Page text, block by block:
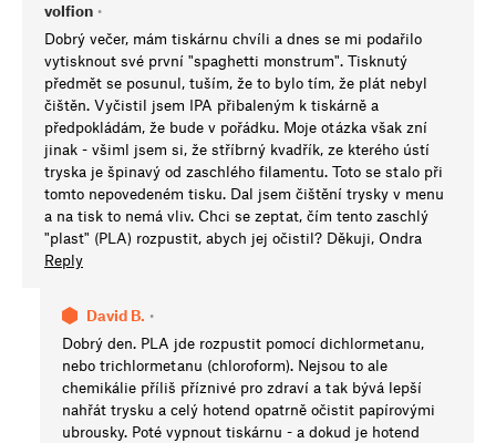
volfion •
Dobrý večer, mám tiskárnu chvíli a dnes se mi podařilo
vytisknout své první "spaghetti monstrum". Tisknutý
předmět se posunul, tuším, že to bylo tím, že plát nebyl
čištěn. Vyčistil jsem IPA přibaleným k tiskárně a
předpokládám, že bude v pořádku. Moje otázka však zní
jinak - všiml jsem si, že stříbrný kvadřík, ze kterého ústí
tryska je špinavý od zaschlého filamentu. Toto se stalo při
tomto nepovedeném tisku. Dal jsem čištění trysky v menu
a na tisk to nemá vliv. Chci se zeptat, čím tento zaschlý
"plast" (PLA) rozpustit, abych jej očistil? Děkuji, Ondra
Reply
David B. •
Dobrý den. PLA jde rozpustit pomocí dichlormetanu,
nebo trichlormetanu (chloroform). Nejsou to ale
chemikálie příliš příznivé pro zdraví a tak bývá lepší
nahřát trysku a celý hotend opatrně očistit papírovými
ubrousky. Poté vypnout tiskárnu - a dokud je hotend